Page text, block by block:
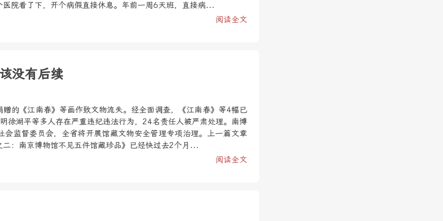
院看了下，开个病假直接休息。年前一周6天班，直接病...
阅读全文
没有后续
的《江南春》等画作致文物流失。经全面调查，《江南春》等4幅已
徐湖平等多人存在严重违纪违法行为，24名责任人被严肃处理。南博
会监督委员会，全省将开展馆藏文物安全管理专项治理。上一篇文章
：南京博物馆不见五件馆藏珍品》已经快过去2个月...
阅读全文